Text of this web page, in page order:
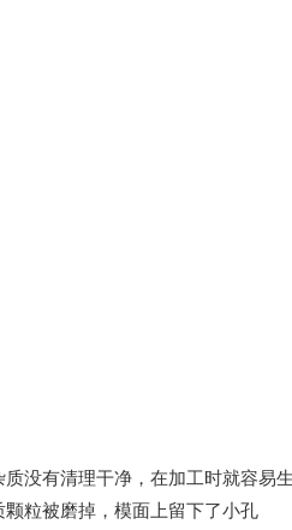
有清理干净，在加工时就容易
粒被磨掉，模面上留下了小孔